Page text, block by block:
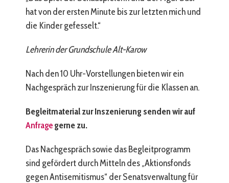
hat von der ersten Minute bis zur letzten mich und
die Kinder gefesselt.“
Lehrerin der Grundschule Alt-Karow
Nach den 10 Uhr-Vorstellungen bieten wir ein
Nachgespräch zur Inszenierung für die Klassen an.
Begleitmaterial zur Inszenierung senden wir auf
Anfragegerne zu.
Das Nachgespräch sowie das Begleitprogramm
sind gefördert durch Mitteln des „Aktionsfonds
gegen Antisemitismus“ der Senatsverwaltung für